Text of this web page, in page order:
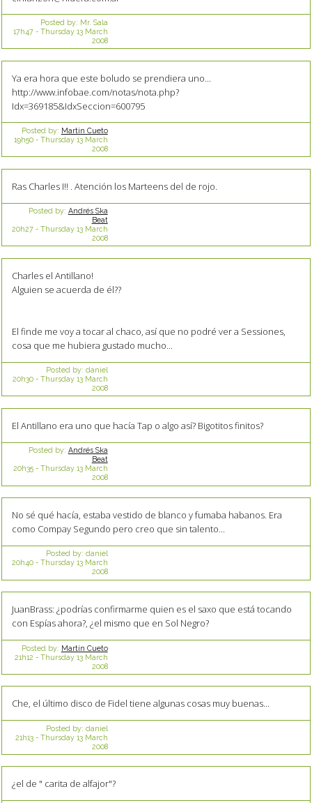
Posted by: Mr. Sala
17h47- Thursday 13 March
2008
Ya era hora que este boludo se prendiera uno...
http://www.infobae.com/notas/nota.php?
Idx=369185&IdxSeccion=600795
Posted by: Martín Cueto
19h50- Thursday 13 March
2008
Ras Charles I!! . Atención los Marteens del de rojo.
Posted by: Andrés Ska
Beat
20h27- Thursday 13 March
2008
Charles el Antillano!
Alguien se acuerda de él??
El finde me voy a tocar al chaco, así que no podré ver a Sessiones,
cosa que me hubiera gustado mucho...
Posted by: daniel
20h30- Thursday 13 March
2008
El Antillano era uno que hacía Tap o algo así? Bigotitos finitos?
Posted by: Andrés Ska
Beat
20h35- Thursday 13 March
2008
No sé qué hacía, estaba vestido de blanco y fumaba habanos. Era
como Compay Segundo pero creo que sin talento...
Posted by: daniel
20h40- Thursday 13 March
2008
JuanBrass: ¿podrías confirmarme quien es el saxo que está tocando
con Espías ahora?, ¿el mismo que en Sol Negro?
Posted by: Martín Cueto
21h12 - Thursday 13 March
2008
Che, el último disco de Fidel tiene algunas cosas muy buenas...
Posted by: daniel
21h13- Thursday 13 March
2008
¿el de " carita de alfajor"?